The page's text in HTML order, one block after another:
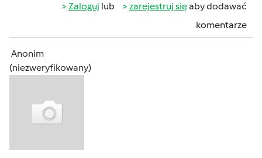
Zaloguj lub zarejestruj sięaby dodawać
komentarze
Anonim
(niezweryfikowany)